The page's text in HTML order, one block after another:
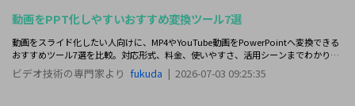
動画をPPT化しやすいおすすめ変換ツール7選
動画をスライド化したい人向けに、MP4やYouTube動画をPowerPointへ変換できる
おすすめツール7選を比較。対応形式、料金、使いやすさ、活用シーンまでわかりや
すく整理しました。
ビデオ技術の専門家より fukuda | 2026-07-03 09:25:35